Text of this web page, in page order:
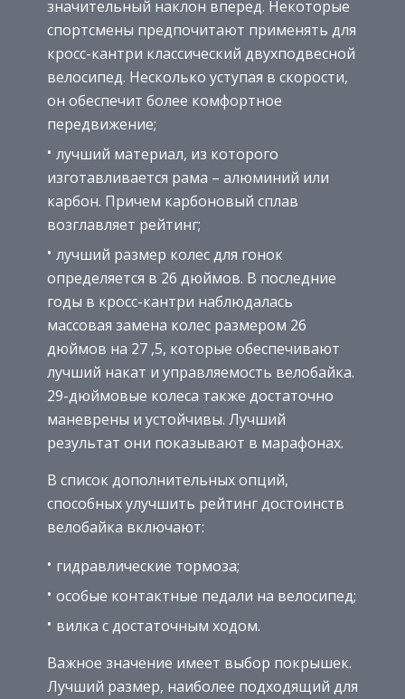
значительный наклон вперед. Некоторые
спортсмены предпочитают применять для
кросс-кантри классический двухподвесной
велосипед. Несколько уступая в скорости,
он обеспечит более комфортное
передвижение;
лучший материал, из которого
изготавливается рама – алюминий или
карбон. Причем карбоновый сплав
возглавляет рейтинг;
лучший размер колес для гонок
определяется в 26 дюймов. В последние
годы в кросс-кантри наблюдалась
массовая замена колес размером 26
дюймов на 27 ,5, которые обеспечивают
лучший накат и управляемость велобайка.
29-дюймовые колеса также достаточно
маневрены и устойчивы. Лучший
результат они показывают в марафонах.
В список дополнительных опций,
способных улучшить рейтинг достоинств
велобайка включают:
гидравлические тормоза;
особые контактные педали на велосипед;
вилка с достаточным ходом.
Важное значение имеет выбор покрышек.
Лучший размер, наиболее подходящий для